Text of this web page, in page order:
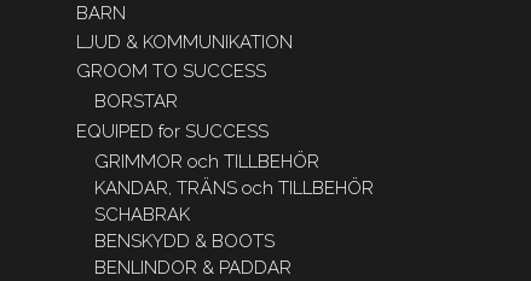
BARN
LJUD & KOMMUNIKATION
GROOM TO SUCCESS
BORSTAR
EQUIPED for SUCCESS
GRIMMOR och TILLBEHÖR
KANDAR, TRÄNS och TILLBEHÖR
SCHABRAK
BENSKYDD & BOOTS
BENLINDOR & PADDAR